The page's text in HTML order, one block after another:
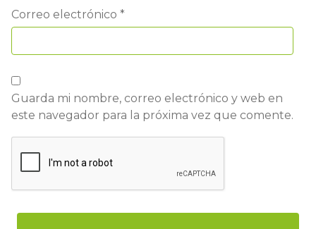
Correo electrónico *
Guarda mi nombre, correo electrónico y web en
este navegador para la próxima vez que comente.